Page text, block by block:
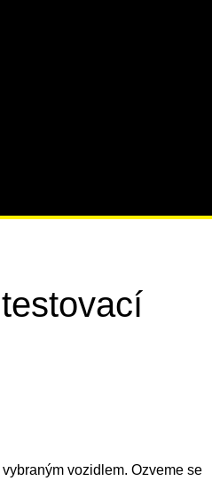
vozidlem. Ozveme se